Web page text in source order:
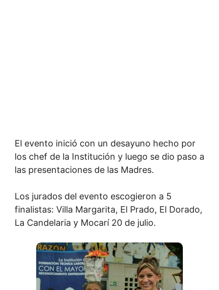
El evento inició con un desayuno hecho por
los chef de la Institución y luego se dio paso a
las presentaciones de las Madres.
Los jurados del evento escogieron a 5
finalistas: Villa Margarita, El Prado, El Dorado,
La Candelaria y Mocarí 20 de julio.